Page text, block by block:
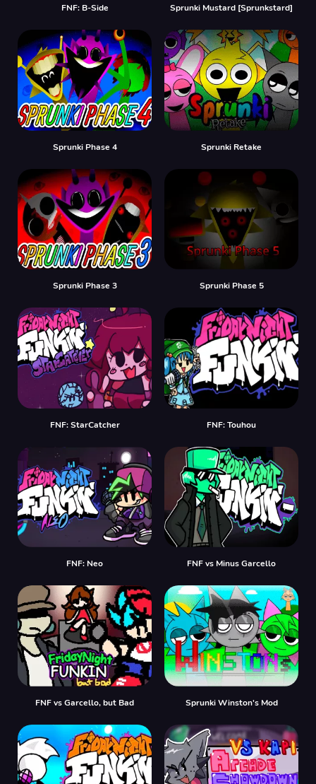
FNF: B-Side Sprunki Mustard [Sprunkstard]
Sprunki Phase 4 Sprunki Retake
Sprunki Phase 3 Sprunki Phase 5
FNF: StarCatcher FNF: Touhou
FNF: Neo FNF vs Minus Garcello
FNF vs Garcello, but Bad Sprunki Winston's Mod